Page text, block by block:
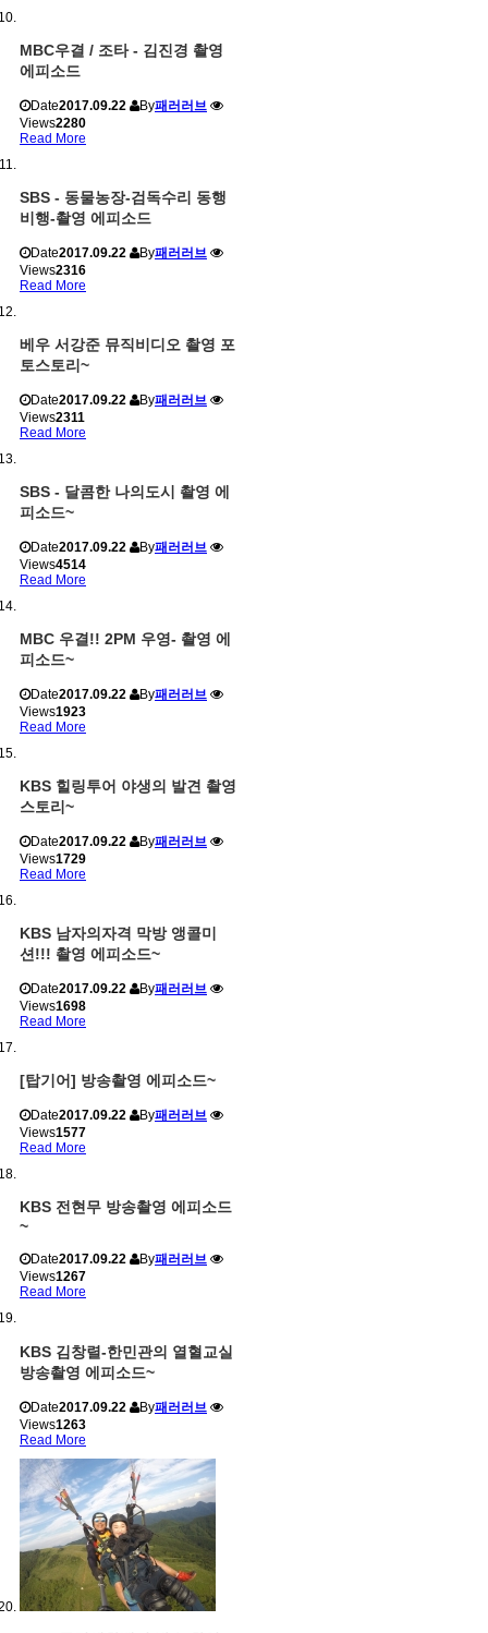
MBC우결 / 조타 - 김진경 촬영
에피소드
Date2017.09.22 By패러러브
Views2280
Read More
SBS - 동물농장-검독수리 동행
비행-촬영 에피소드
Date2017.09.22 By패러러브
Views2316
Read More
베우 서강준 뮤직비디오 촬영 포
토스토리~
Date2017.09.22 By패러러브
Views2311
Read More
SBS - 달콤한 나의도시 촬영 에
피소드~
Date2017.09.22 By패러러브
Views4514
Read More
MBC 우결!! 2PM 우영- 촬영 에
피소드~
Date2017.09.22 By패러러브
Views1923
Read More
KBS 힐링투어 야생의 발견 촬영
스토리~
Date2017.09.22 By패러러브
Views1729
Read More
KBS 남자의자격 막방 앵콜미
션!!! 촬영 에피소드~
Date2017.09.22 By패러러브
Views1698
Read More
[탑기어] 방송촬영 에피소드~
Date2017.09.22 By패러러브
Views1577
Read More
KBS 전현무 방송촬영 에피소드
~
Date2017.09.22 By패러러브
Views1267
Read More
KBS 김창렬-한민관의 열혈교실
방송촬영 에피소드~
Date2017.09.22 By패러러브
Views1263
Read More